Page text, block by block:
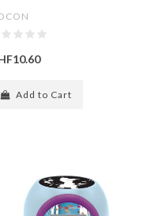
Add to Cart